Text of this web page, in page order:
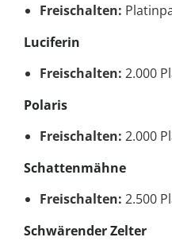
Freischalten:
Luciferin
Freischalten: 2.000
Polaris
Freischalten: 2.000
Schattenmähne
Freischalten: 2.500
Schwärender Zelter